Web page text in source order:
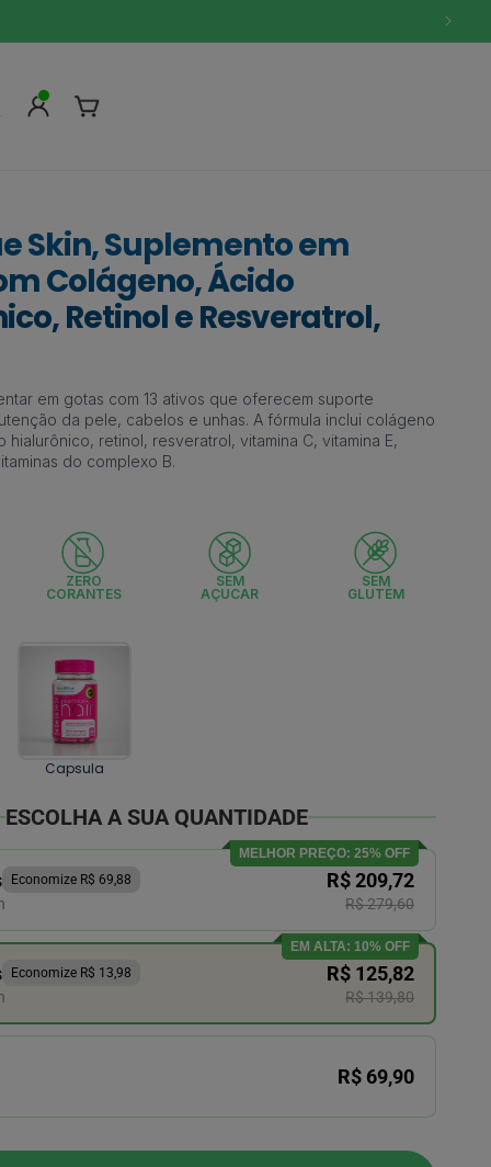
Fazer
login
Carrinho
Skin, Suplemento em
Colágeno, Ácido
Retinol e Resveratrol,
em gotas com 13 ativos que oferecem suporte
da pele, cabelos e unhas. A fórmula inclui colágeno
hialurônico, retinol, resveratrol, vitamina C, vitamina E,
do complexo B.
ZERO
CORANTES
SEM
AÇUCAR
SEM
GLUTÉM
Capsula
ESCOLHA A SUA QUANTIDADE
MELHOR PREÇO: 25% OFF
Economize R$ 69,88 R$ 209,72
R$ 279,60
EM ALTA: 10% OFF
Economize R$ 13,98 R$ 125,82
R$ 139,80
R$ 69,90